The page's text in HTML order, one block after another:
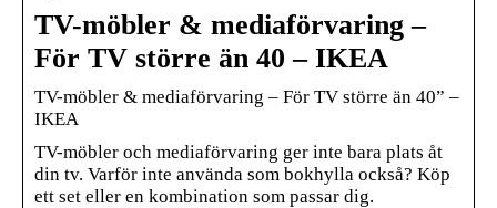
TV-möbler & mediaförvaring –
För TV större än 40 – IKEA
TV-möbler & mediaförvaring – För TV större än 40” –
IKEA
TV-möbler och mediaförvaring ger inte bara plats åt
din tv. Varför inte använda som bokhylla också? Köp
ett set eller en kombination som passar dig.